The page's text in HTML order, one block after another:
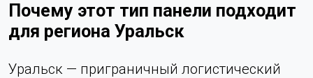
Почему этот тип панели подходит
для региона Уральск
Уральск — приграничный логистический